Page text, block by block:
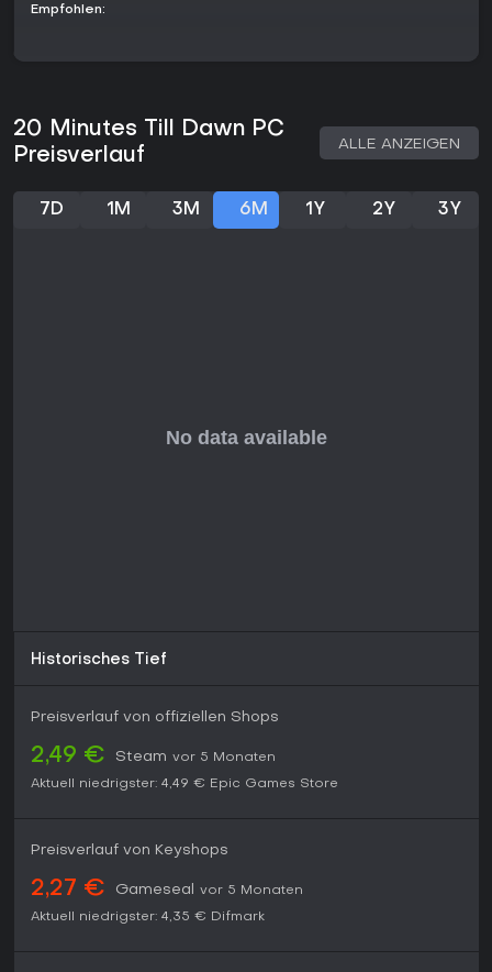
Mit sehr positiver Resonanz auf PC - 92 % positive
Minutes Till Dawn Roguelite-Shooter- und Horde-Survival-
Quick-Session-Liebhaber. Wer strategisches Build-Crafting
in lovecraftianischer Atmosphäre mit aktivem Combat sucht,
findet hier eine starke Wahl; Narrative-Tiefe oder Multiplayer
Empfohlen:
20 Minutes Till Dawn PC
Preisverlauf
ALLE ANZEIGEN
7D 1M 3M 6M 1Y 2Y 3Y
Historisches Tief
Preisverlauf von offiziellen Shops
2,49 € Steam vor 5 Monaten
Aktuell niedrigster: 4,49 € Epic Games Store
Preisverlauf von Keyshops
2,27 € Gameseal
vor 5 Monaten
Aktuell niedrigster: 4,35 € Difmark